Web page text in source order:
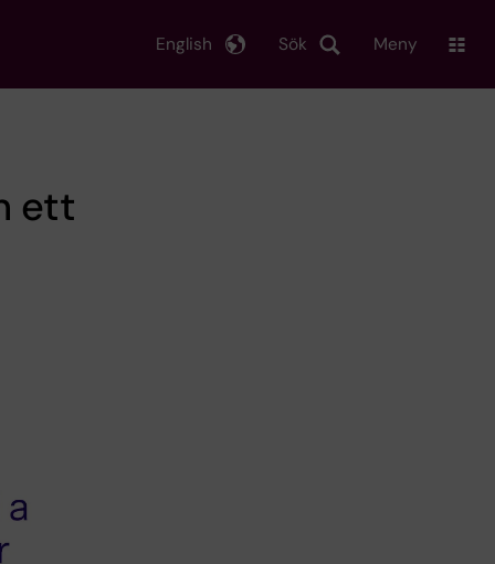
Sök
English Meny
ett